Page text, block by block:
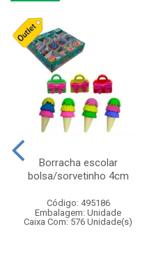
Borracha escolar
bolsa/sorvetinho 4cm
Código: 495186
Embalagem: Unidade
Caixa Com: 576 Unidade(s)